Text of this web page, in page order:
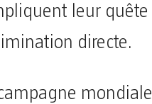
leur quête
directe.
mondiale